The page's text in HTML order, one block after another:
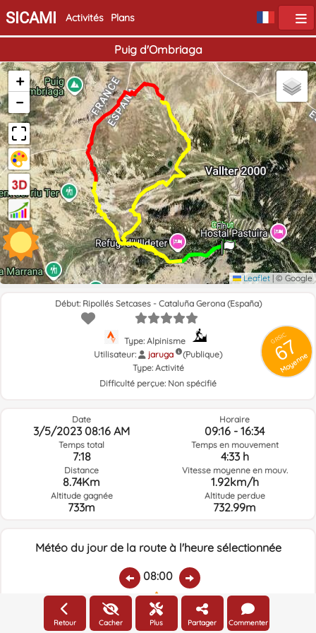
SICAMI Activités Plans
Puig d'Ombriaga
Début
Fin
+
−
Leaflet | © Google
GRSIC
67
Moyenne
Début: Ripollés Setcases - Cataluña Gerona (España)
Type: Alpinisme
Utilisateur:
jaruga
(Publique)
Type: Activité
Difficulté perçue: Non spécifié
Date
3/5/2023 08:16 AM
Temps total
7:18
Distance
8.74Km
Altitude gagnée
733m
Horaire
09:16 - 16:34
Temps en mouvement
4:33 h
Vitesse moyenne en mouv.
1.92km/h
Altitude perdue
732.99m
Météo du jour de la route à l'heure sélectionnée
08:00
Température:
-5.5ºC
Pluie:
0
Humidité relative:
53%
Vitesse vent:
2.9km/h
Direction vent:
Retour Cacher Plus Partager Commenter